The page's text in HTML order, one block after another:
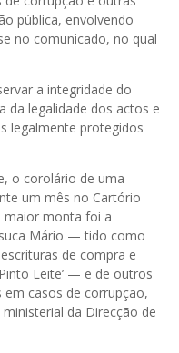
pública, envolvendo
no comunicado, no qual
a integridade do
da legalidade dos actos e
legalmente protegidos
o corolário de uma
um mês no Cartório
maior monta foi a
Mário — tido como
de compra e
Leite’ — e de outros
casos de corrupção,
da Direcção de